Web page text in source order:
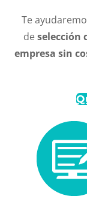
Te
deselección
empresa sin